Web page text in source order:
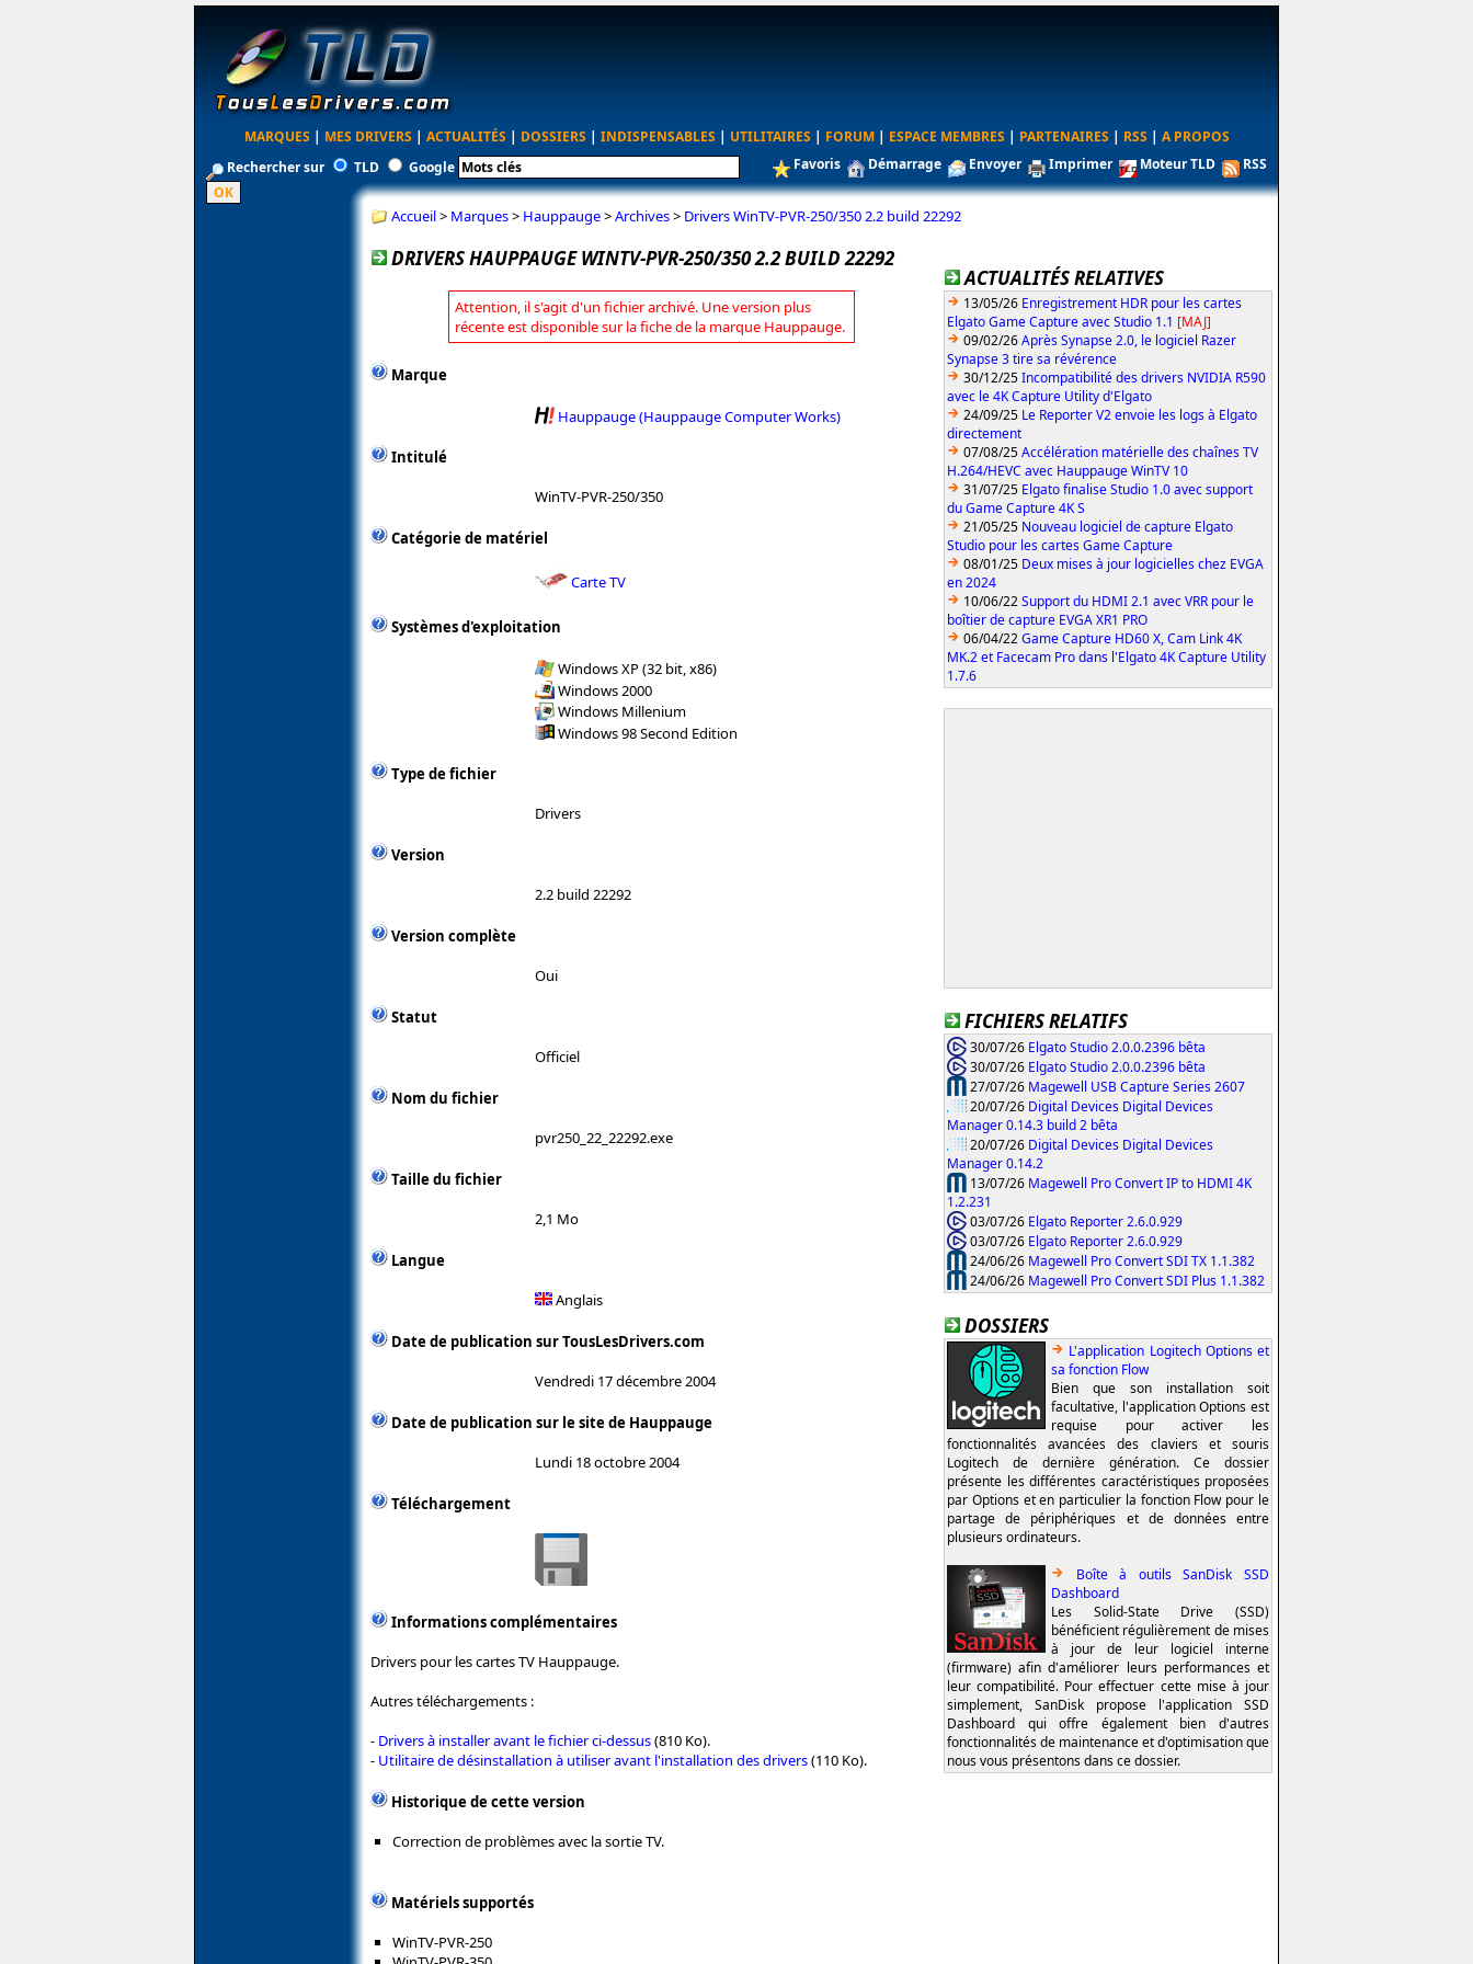
MARQUES | MES DRIVERS | ACTUALITÉS | DOSSIERS | INDISPENSABLES | UTILITAIRES | FORUM | ESPACE MEMBRES | PARTENAIRES | RSS | A PROPOS
Rechercher sur
TLD Google Favoris Démarrage Envoyer Imprimer Moteur TLD RSS
Accueil> Marques> Hauppauge>Archives> Drivers WinTV-PVR-250/350 2.2 build 22292
DRIVERS HAUPPAUGE WINTV-PVR-250/350 2.2 BUILD 22292
Attention, il s'agit d'un fichier archivé. Une version plus
récente est disponible sur la fiche de la marque Hauppauge.
Marque
Hauppauge (Hauppauge Computer Works)
Intitulé
WinTV-PVR-250/350
Catégorie de matériel
Carte TV
Systèmes d'exploitation
Windows XP (32 bit, x86)
Windows 2000
Windows Millenium
Windows 98 Second Edition
Type de fichier
Drivers
Version
2.2 build 22292
Version complète
Oui
Statut
Officiel
Nom du fichier
pvr250_22_22292.exe
Taille du fichier
2,1 Mo
Langue
Anglais
Date de publication sur TousLesDrivers.com
Vendredi 17 décembre 2004
Date de publication sur le site de Hauppauge
Lundi 18 octobre 2004
Téléchargement
Informations complémentaires
Drivers pour les cartes TV Hauppauge.
Autres téléchargements :
- Drivers à installer avant le fichier ci-dessus(810 Ko).
- Utilitaire de désinstallation à utiliser avant l'installation des drivers(110 Ko).
Historique de cette version
Correction de problèmes avec la sortie TV.
Matériels supportés
WinTV-PVR-250
ACTUALITÉS RELATIVES
13/05/26 Enregistrement HDR pour les cartes
Elgato Game Capture avec Studio 1.1 [MAJ]
09/02/26Après Synapse 2.0, le logiciel Razer
Synapse 3 tire sa révérence
30/12/25Incompatibilité des drivers NVIDIA R590
avec le 4K Capture Utility d'Elgato
24/09/25 Le Reporter V2 envoie les logs à Elgato
directement
07/08/25Accélération matérielle des chaînes TV
H.264/HEVC avec Hauppauge WinTV 10
31/07/25 Elgato finalise Studio 1.0 avec support
du Game Capture 4K S
21/05/25 Nouveau logiciel de capture Elgato
Studio pour les cartes Game Capture
08/01/25 Deux mises à jour logicielles chez EVGA
en 2024
10/06/22Support du HDMI 2.1 avec VRR pour le
boîtier de capture EVGA XR1 PRO
06/04/22Game Capture HD60 X, Cam Link 4K
MK.2 et Facecam Pro dans l'Elgato 4K Capture Utility
1.7.6
FICHIERS RELATIFS
30/07/26 Elgato Studio 2.0.0.2396 bêta
30/07/26 Elgato Studio 2.0.0.2396 bêta
27/07/26 Magewell USB Capture Series 2607
20/07/26 Digital Devices Digital Devices
Manager 0.14.3 build 2 bêta
20/07/26 Digital Devices Digital Devices
Manager 0.14.2
13/07/26 Magewell Pro Convert IP to HDMI 4K
1.2.231
03/07/26 Elgato Reporter 2.6.0.929
03/07/26 Elgato Reporter 2.6.0.929
24/06/26 Magewell Pro Convert SDI TX 1.1.382
24/06/26 Magewell Pro Convert SDI Plus 1.1.382
DOSSIERS
L'application Logitech Options et
sa fonction Flow
Bien que son installation soit
facultative, l'application Options est
requise pour activer les
fonctionnalités avancées des claviers et souris
Logitech de dernière génération. Ce dossier
présente les différentes caractéristiques proposées
par Options et en particulier la fonction Flow pour le
partage de périphériques et de données entre
plusieurs ordinateurs.
Boîte à outils SanDisk SSD
Dashboard
Les Solid-State Drive (SSD)
bénéficient régulièrement de mises
à jour de leur logiciel interne
(firmware) afin d'améliorer leurs performances et
leur compatibilité. Pour effectuer cette mise à jour
simplement, SanDisk propose l'application SSD
Dashboard qui offre également bien d'autres
fonctionnalités de maintenance et d'optimisation que
nous vous présentons dans ce dossier.